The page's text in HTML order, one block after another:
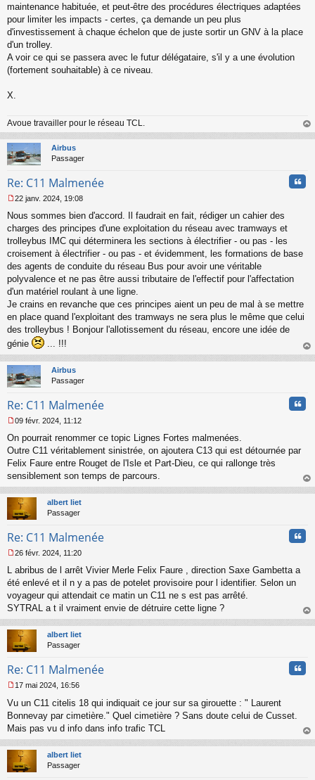
maintenance habituée, et peut-être des procédures électriques adaptées
pour limiter les impacts - certes, ça demande un peu plus
d'investissement à chaque échelon que de juste sortir un GNV à la place
d'un trolley.
A voir ce qui se passera avec le futur délégataire, s'il y a une évolution
(fortement souhaitable) à ce niveau.
X.
Avoue travailler pour le réseau TCL.
au
Airbus
Passager
Re: C11 Malmenée
e
s
s
g
e
n
o
n
u
22 janv. 2024, 19:08
Nous sommes bien d'accord. Il faudrait en fait, rédiger un cahier des
charges des principes d'une exploitation du réseau avec tramways et
trolleybus IMC qui déterminera les sections à électrifier - ou pas - les
croisement à électrifier - ou pas - et évidemment, les formations de base
des agents de conduite du réseau Bus pour avoir une véritable
polyvalence et ne pas être aussi tributaire de l'effectif pour l'affectation
d'un matériel roulant à une ligne.
Je crains en revanche que ces principes aient un peu de mal à se mettre
en place quand l'exploitant des tramways ne sera plus le même que celui
des trolleybus ! Bonjour l'allotissement du réseau, encore une idée de
génie
... !!!
au
Airbus
Passager
Re: C11 Malmenée
e
s
s
g
n
o
l
u
09 févr. 2024, 11:12
On pourrait renommer ce topic Lignes Fortes malmenées.
Outre C11 véritablement sinistrée, on ajoutera C13 qui est détournée par
Felix Faure entre Rouget de l'Isle et Part-Dieu, ce qui rallonge très
sensiblement son temps de parcours.
au
albert liet
Passager
Re: C11 Malmenée
e
s
s
a
g
n
o
l
u
26 févr. 2024, 11:20
L abribus de l arrêt Vivier Merle Felix Faure , direction Saxe Gambetta a
été enlevé et il n y a pas de potelet provisoire pour l identifier. Selon un
voyageur qui attendait ce matin un C11 ne s est pas arrêté.
SYTRAL a t il vraiment envie de détruire cette ligne ?
au
albert liet
Passager
Re: C11 Malmenée
e
s
g
e
n
17 mai 2024, 16:56
Vu un C11 citelis 18 qui indiquait ce jour sur sa girouette : " Laurent
Bonnevay par cimetière." Quel cimetière ? Sans doute celui de Cusset.
Mais pas vu d info dans info trafic TCL
au
albert liet
Passager